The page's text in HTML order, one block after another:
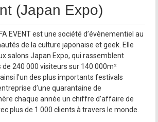
(Japan Expo)
EVENT est une société d’évènementiel au
de la culture japonaise et geek. Elle
salons Japan Expo, qui rassemblent
240 000 visiteurs sur 140 000m²
l'un des plus importants festivals
d’une quarantaine de
chaque année un chiffre d’affaire de
plus de 1 000 clients à travers le monde.